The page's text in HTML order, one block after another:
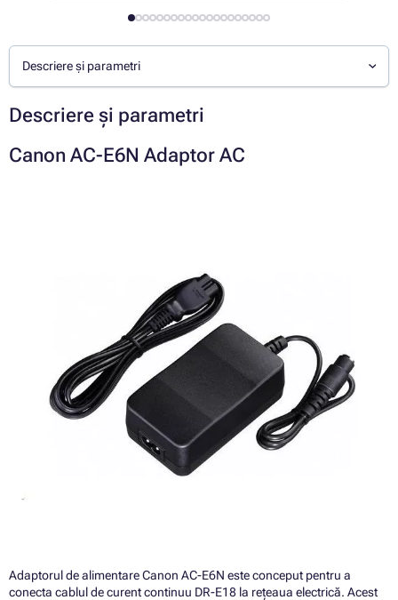
Descriere și parametri
Descriere și parametri
Canon AC-E6N Adaptor AC
Adaptorul de alimentare Canon AC-E6N este conceput pentru a
conecta cablul de curent continuu DR-E18 la rețeaua electrică. Acest